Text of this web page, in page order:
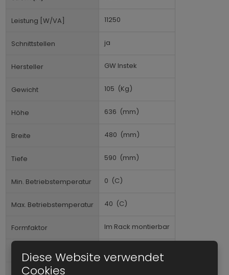
Leistung [W/VA] 11250
Schnittstellen ja
Hersteller GW Instek
Gewicht 105 (Kg)
Höhe 636 (mm)
Breite 480 (mm)
Tiefe 590 (mm)
Min. Betriebstemperatur 0 (C)
Max. Betriebstemperatur 40 (C)
Formfaktor Im Rack montierbar
Anschlüsse (Ausgang)
Diese Website verwendet
Cookies